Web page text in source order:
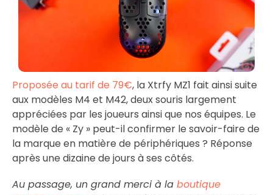
Proposée au tarif de 79€, la Xtrfy MZ1 fait ainsi suite
aux modèles M4 et M42, deux souris largement
appréciées par les joueurs ainsi que nos équipes. Le
modèle de « Zy » peut-il confirmer le savoir-faire de
la marque en matière de périphériques ? Réponse
après une dizaine de jours à ses côtés.
Au passage, un grand merci à la boutique